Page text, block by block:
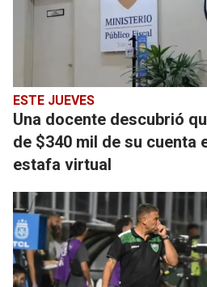
ESTE JUEVES
Una docente descubrió
de $340 mil de su cuenta
estafa virtual